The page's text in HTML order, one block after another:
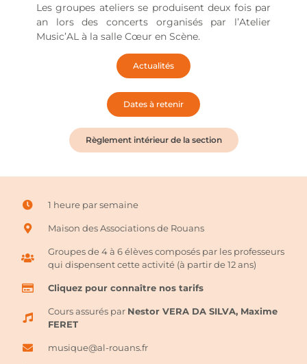
Les groupes ateliers se produisent deux fois par
an lors des concerts organisés par l’Atelier
Music’AL à la salle Cœur en Scène.
Actualités
Dates à retenir
Règlement intérieur de la section
1 heure par semaine
Maison des Associations de Rouans
Groupes de 4 à 6 élèves composés par les professeurs
qui dispensent cette activité (à partir de 12 ans)
Cliquez pour connaître nos tarifs
Cours assurés par Nestor VERA DA SILVA, Maxime
FERET
musique@al-rouans.fr